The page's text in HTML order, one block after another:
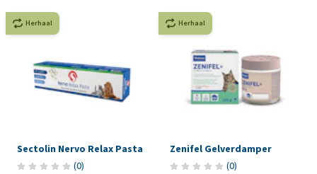
Herhaal
Sectolin Nervo Relax Pasta
(0)
Herhaal
Zenifel Gelverdamper
(0)